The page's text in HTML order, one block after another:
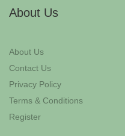
About Us
About Us
Contact Us
Privacy Policy
Terms & Conditions
Register